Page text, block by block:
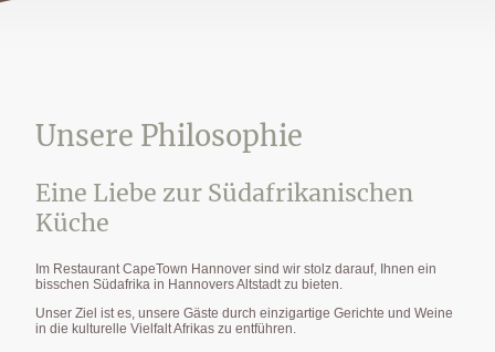
Unsere Philosophie
Eine Liebe zur Südafrikanischen
Küche
Im Restaurant CapeTown Hannover sind wir stolz darauf, Ihnen ein
bisschen Südafrika in Hannovers Altstadt zu bieten.
Unser Ziel ist es, unsere Gäste durch einzigartige Gerichte und Weine
in die kulturelle Vielfalt Afrikas zu entführen.